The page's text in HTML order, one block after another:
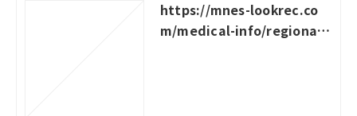
https://mnes-lookrec.co
m/medical-info/regional-